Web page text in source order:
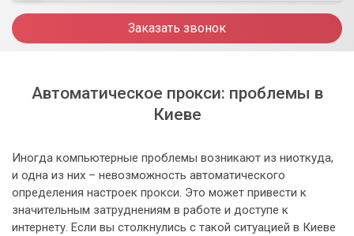
Заказать звонок
Автоматическое прокси: проблемы в
Киеве
Иногда компьютерные проблемы возникают из ниоткуда,
и одна из них – невозможность автоматического
определения настроек прокси. Это может привести к
значительным затруднениям в работе и доступе к
интернету. Если вы столкнулись с такой ситуацией в Киеве